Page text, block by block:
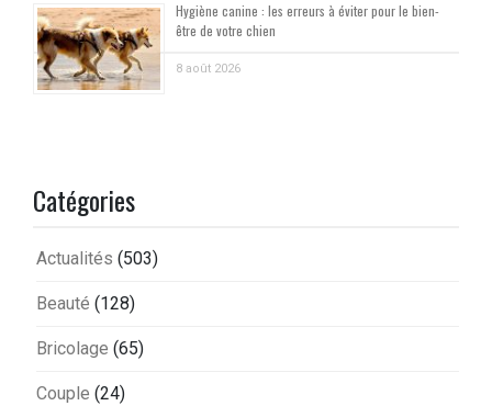
Hygiène canine : les erreurs à éviter pour le bien-
être de votre chien
8 août 2026
Catégories
Actualités (503)
Beauté (128)
Bricolage (65)
Couple (24)